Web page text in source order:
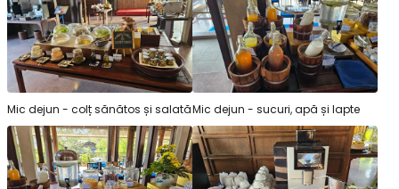
Mic dejun - colț sănătos și salatăMic dejun - sucuri, apă și lapte